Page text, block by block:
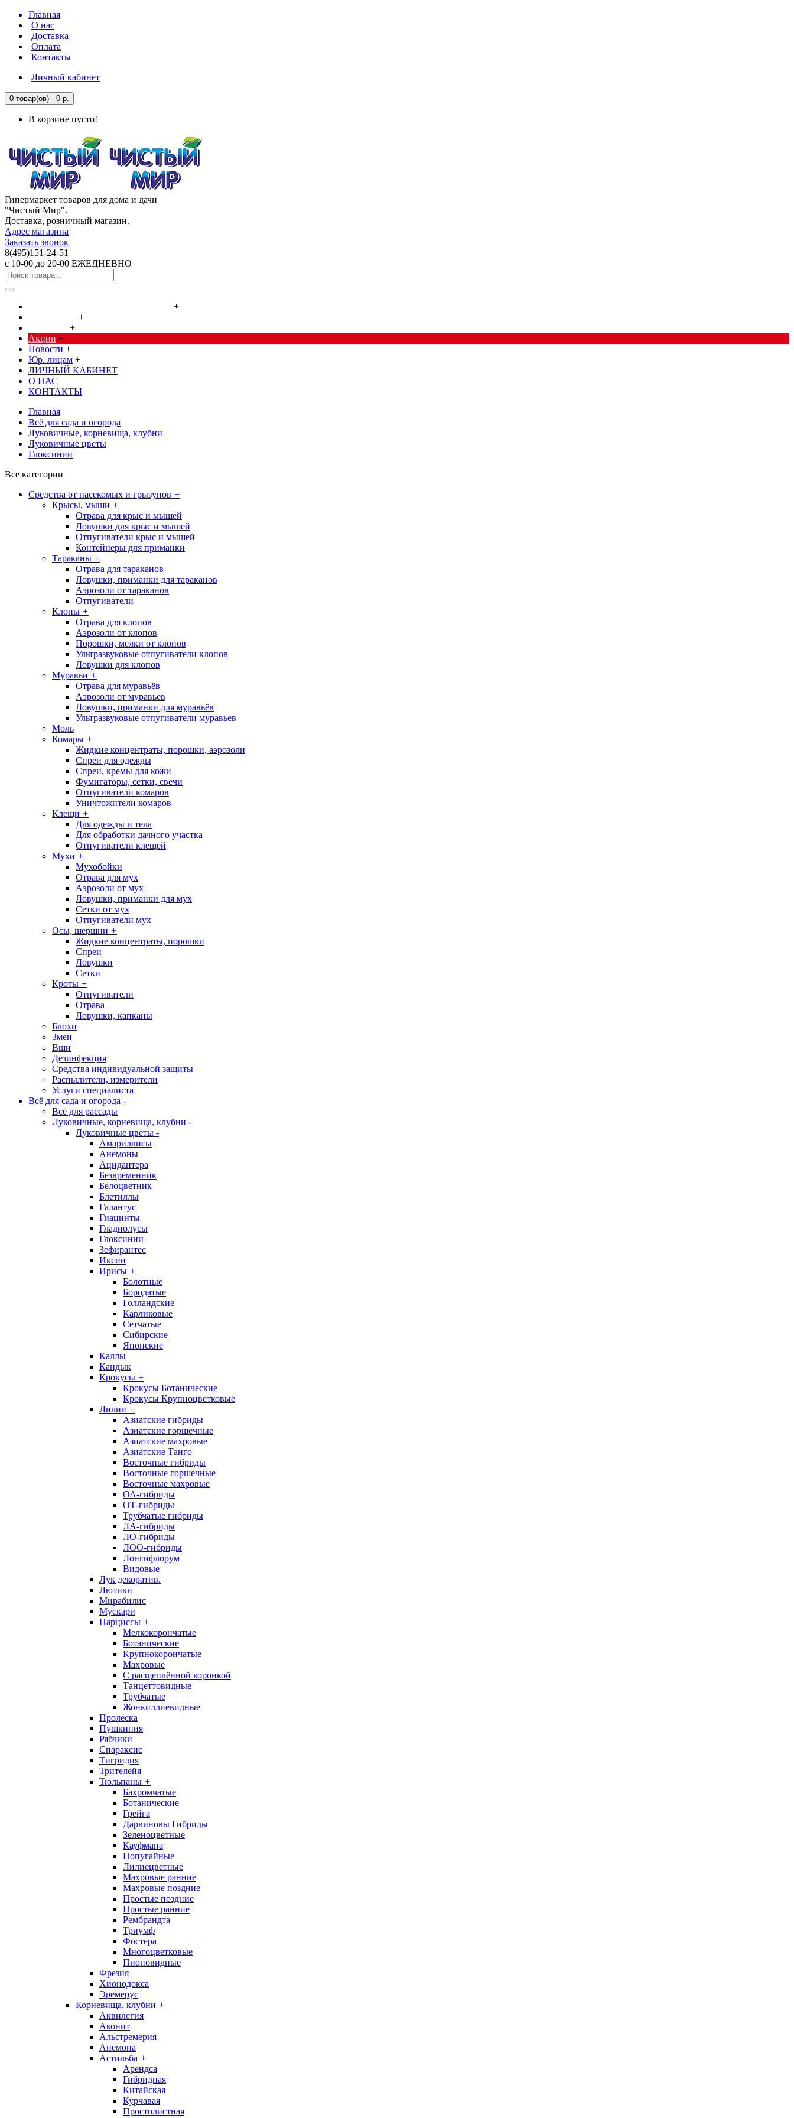
Главная
О нас
Доставка
Оплата
Контакты
Личный кабинет
0 товар(ов) - 0 р.
В корзине пусто!
Гипермаркет товаров для дома и дачи
"Чистый Мир".
Доставка, розничный магазин.
Адрес магазина
Заказать звонок
8(495)151-24-51
с 10-00 до 20-00 ЕЖЕДНЕВНО
+
+
+
Акции +
Новости +
Юр. лицам +
ЛИЧНЫЙ КАБИНЕТ
О НАС
КОНТАКТЫ
Главная
Всё для сада и огорода
Луковичные, корневища, клубни
Луковичные цветы
Глоксинии
Все категории
Cредства от насекомых и грызунов +
Крысы, мыши +
Отрава для крыс и мышей
Ловушки для крыс и мышей
Отпугиватели крыс и мышей
Контейнеры для приманки
Тараканы +
Отрава для тараканов
Ловушки, приманки для тараканов
Аэрозоли от тараканов
Отпугиватели
Клопы +
Отрава для клопов
Аэрозоли от клопов
Порошки, мелки от клопов
Ультразвуковые отпугиватели клопов
Ловушки для клопов
Муравьи +
Отрава для муравьёв
Аэрозоли от муравьёв
Ловушки, приманки для муравьёв
Ультразвуковые отпугиватели муравьев
Моль
Комары +
Жидкие концентраты, порошки, аэрозоли
Спреи для одежды
Спреи, кремы для кожи
Фумигаторы, сетки, свечи
Отпугиватели комаров
Уничтожители комаров
Клещи +
Для одежды и тела
Для обработки дачного участка
Отпугиватели клещей
Мухи +
Мухобойки
Отрава для мух
Аэрозоли от мух
Ловушки, приманки для мух
Сетки от мух
Отпугиватели мух
Осы, шершни +
Жидкие концентраты, порошки
Спреи
Ловушки
Сетки
Кроты +
Отпугиватели
Отрава
Ловушки, капканы
Блохи
Змеи
Вши
Дезинфекция
Средства индивидуальной защиты
Распылители, измерители
Услуги специалиста
Всё для сада и огорода -
Всё для рассады
Луковичные, корневища, клубни -
Луковичные цветы -
Амариллисы
Анемоны
Ацидантера
Безвременник
Белоцветник
Блетиллы
Галантус
Гиацинты
Гладиолусы
Глоксинии
Зефирантес
Иксии
Ирисы +
Болотные
Бородатые
Голландские
Карликовые
Сетчатые
Сибирские
Японские
Каллы
Кандык
Крокусы +
Крокусы Ботанические
Крокусы Крупноцветковые
Лилии +
Азиатские гибриды
Азиатские горшечные
Азиатские махровые
Азиатские Танго
Восточные гибриды
Восточные горшечные
Восточные махровые
ОА-гибриды
ОТ-гибриды
Трубчатые гибриды
ЛА-гибриды
ЛО-гибриды
ЛОО-гибриды
Лонгифлорум
Видовые
Лук декоратив.
Лютики
Мирабилис
Мускари
Нарциссы +
Мелкокорончатые
Ботанические
Крупнокорончатые
Махровые
С раcщеплённой коронкой
Танцеттовидные
Трубчатые
Жонкиллиевидные
Пролеска
Пушкиния
Рябчики
Спараксис
Тигридия
Трителейя
Тюльпаны +
Бахромчатые
Ботанические
Грейга
Дарвиновы Гибриды
Зеленоцветные
Кауфмана
Попугайные
Лилиецветные
Махровые ранние
Махровые поздние
Простые поздние
Простые ранние
Рембрандта
Триумф
Фостера
Многоцветковые
Пионовидные
Фрезия
Хионодокса
Эремерус
Корневища, клубни +
Аквилегия
Аконит
Альстремерия
Анемона
Астильба +
Арендса
Гибридная
Китайская
Курчавая
Простолистная